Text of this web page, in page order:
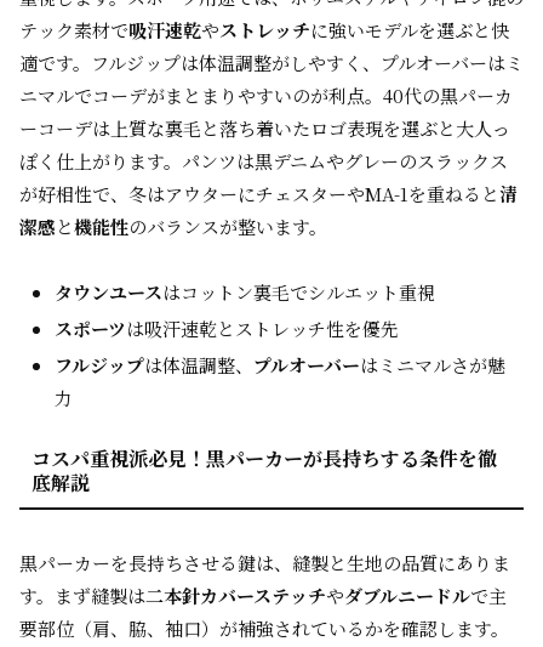
テック素材で吸汗速乾やストレッチに強いモデルを選ぶと快
適です。フルジップは体温調整がしやすく、プルオーバーはミ
ニマルでコーデがまとまりやすいのが利点。40代の黒パーカ
ーコーデは上質な裏毛と落ち着いたロゴ表現を選ぶと大人っ
ぽく仕上がります。パンツは黒デニムやグレーのスラックス
が好相性で、冬はアウターにチェスターやMA-1を重ねると清
潔感と機能性のバランスが整います。
タウンユースはコットン裏毛でシルエット重視
スポーツは吸汗速乾とストレッチ性を優先
フルジップは体温調整、 プルオーバーはミニマルさが魅
力
コスパ重視派必見！黒パーカーが長持ちする条件を徹
底解説
黒パーカーを長持ちさせる鍵は、縫製と生地の品質にありま
す。まず縫製は二本針カバーステッチやダブルニードルで主
要部位（肩、脇、袖口）が補強されているかを確認します。